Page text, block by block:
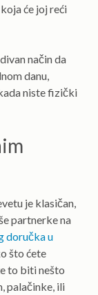
će joj reći
način da
danu,
niste fizički
je klasičan,
partnerke na
doručka u
što ćete
to biti nešto
palačinke, ili